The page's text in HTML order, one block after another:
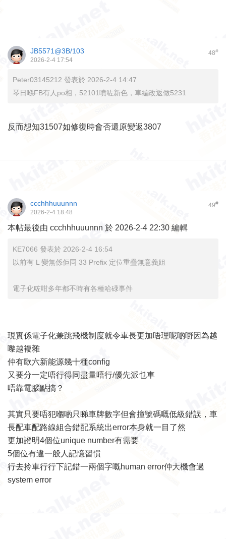
48#
JB5571@3B/103
2026-2-4 17:54
Peter03145212 發表於 2026-2-4 14:47
琴日喺FB有人po相，52101噴咗新色，車編改返做5231
反而想知31507如修復時會否還原變返3807
49#
ccchhhuuunnn
2026-2-4 18:48
本帖最後由 ccchhhuuunnn 於 2026-2-4 22:30 編輯
KE7066 發表於 2026-2-4 16:54
以前有 L 變無係佢同 33 Prefix 定位重疊無意義姐
電子化咗咁多年都不時有各種哈碌事件
現實係電子化兼跳飛機制度就令車長更加唔理呢啲嘢因為越
嚟越複雜
仲有歐六新能源幾十種config
又要分一定唔行得同盡量唔行/優先派乜車
唔靠電腦點搞？
其實只要唔犯嗰啲只睇車牌數字但會撞號碼嘅低級錯誤，車
長配車配路線組合錯配系統出error本身就一目了然
更加證明4個位unique number有需要
5個位有違一般人記憶習慣
行去拎車行行下記錯一兩個字嘅human error仲大機會過
system error